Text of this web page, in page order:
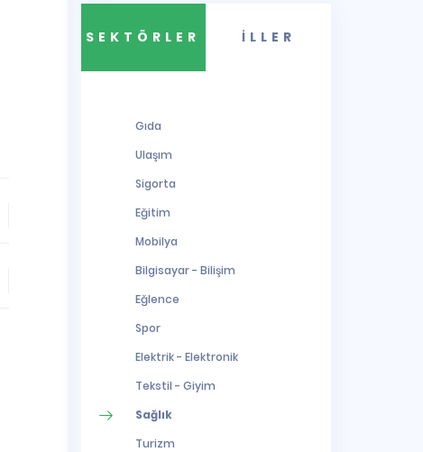
SEKTÖRLER İLLER
Gıda
Ulaşım
Sigorta
Eğitim
Mobilya
Bilgisayar - Bilişim
Eğlence
Spor
Elektrik - Elektronik
Tekstil - Giyim
Sağlık
Turizm